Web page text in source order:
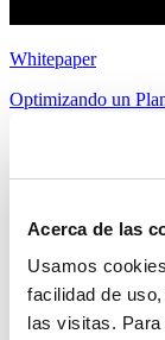
Acerca de las
Usamos
facilidad de
las visitas.
Whitepaper
Optimizando un